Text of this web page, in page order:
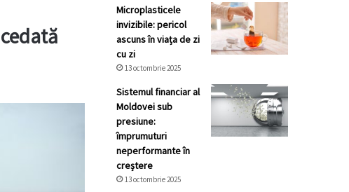
Microplasticele
invizibile: pericol
ascuns în viața de zi
cu zi
13 octombrie 2025
Sistemul financiar al
Moldovei sub
presiune:
împrumuturi
neperformante în
creștere
13 octombrie 2025